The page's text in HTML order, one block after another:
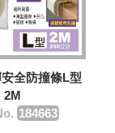
全防撞條L型
2M
184663